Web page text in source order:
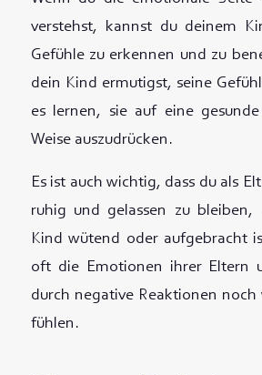
verstehst, kannst du deinem
Gefühle zu erkennen und zu
dein Kind ermutigst, seine
es lernen, sie auf eine
Weise auszudrücken.
Es ist auch wichtig, dass du als
ruhig und gelassen zu bleiben,
Kind wütend oder aufgebracht
oft die Emotionen ihrer Eltern
durch negative Reaktionen
fühlen.